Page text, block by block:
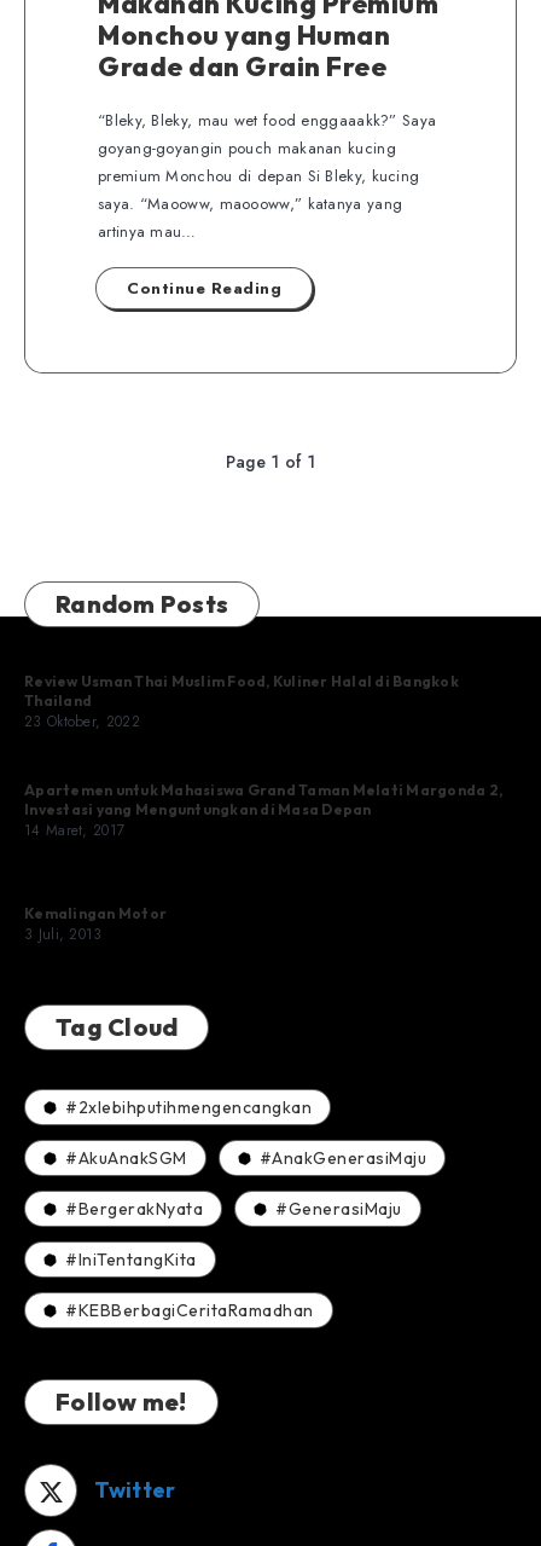
Monchou yang Human
Grade dan Grain Free
“Bleky, Bleky, mau wet food enggaaakk?” Saya
goyang-goyangin pouch makanan kucing
premium Monchou di depan Si Bleky, kucing
saya. “Maooww, maoooww,” katanya yang
artinya mau…
Continue Reading
Page 1 of 1
Random Posts
Review Usman Thai Muslim Food, Kuliner Halal di Bangkok
Thailand
23 Oktober, 2022
Apartemen untuk Mahasiswa Grand Taman Melati Margonda 2,
Investasi yang Menguntungkan di Masa Depan
14 Maret, 2017
Kemalingan Motor
3 Juli, 2013
Tag Cloud
#2xlebihputihmengencangkan
#AkuAnakSGM #AnakGenerasiMaju
#BergerakNyata #GenerasiMaju
#IniTentangKita
#KEBBerbagiCeritaRamadhan
Follow me!
Twitter